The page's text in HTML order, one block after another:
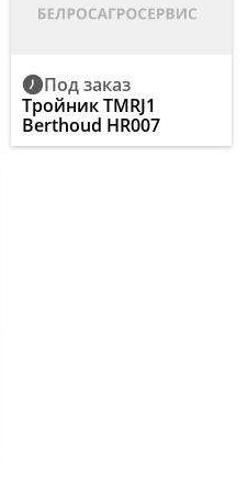
Под заказ
Тройник TMRJ1
Berthoud HR007